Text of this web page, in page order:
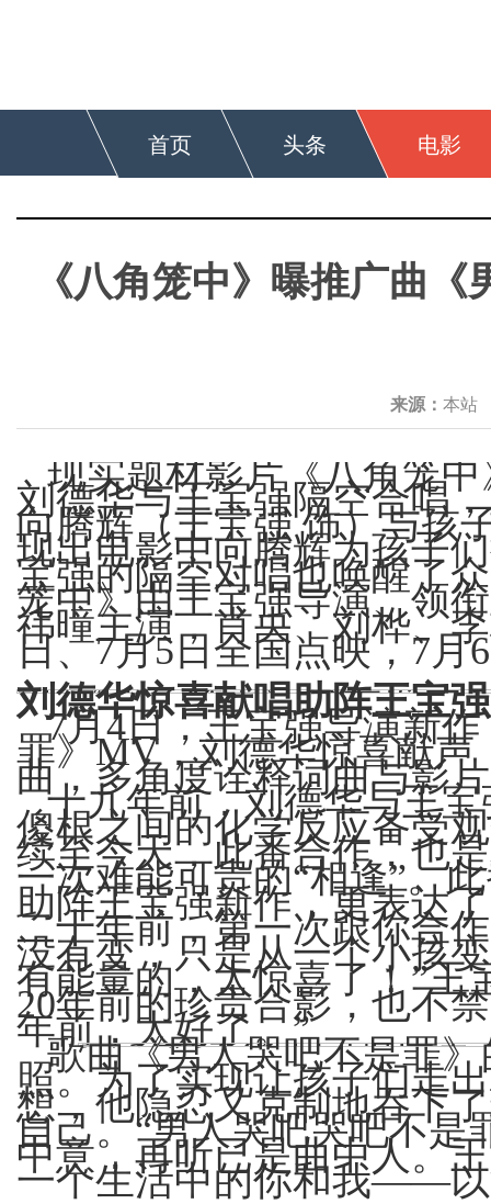
首页 头条 电影
《八角笼中》曝推广曲
来源： 本
现实题材影片《八角笼
刘德华与王宝强隔空合唱
向腾辉（王宝强 饰）与孩
现出电影中向腾辉为孩子
宝强的隔空对唱也唤醒了
笼中》由王宝强导演、领
祎曈主演，肖央、刘桦、
日、7月5日全国点映，7月
刘德华惊喜献唱助阵王宝
7月4日，王宝强导演新
罪》MV，刘德华惊喜献声
曲，多角度诠释词曲与影
十九年前，刘德华与王
傻根之间的化学反应备受
续至今天，此番合作，也
一次难能可贵的“相逢”。
助阵王宝强新作，更表达
二十年前，第一次跟你合
没有变，只是从一个小孩
有能量的，太惊喜了！”
20年前的珍贵合影，也不
年前，太好了。”
歌曲《男人哭吧不是罪
照。为了实现让孩子们走
想，他隐忍又克制地吞下
自己。“男人哭吧哭吧不是
中意，再听已是曲中人。
一个生活中的你和我——以